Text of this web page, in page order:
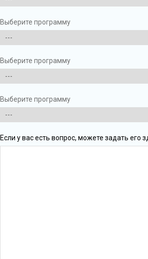
Выберите программу
Выберите программу
Выберите программу
Если у вас есть вопрос, можете задать его